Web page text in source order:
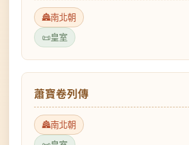
皇室
蕭寶卷列傳
南北朝
皇室